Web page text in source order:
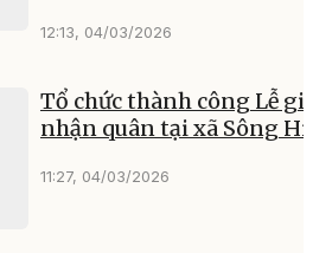
12:13, 04/03/2026
Tổ chức thành công Lễ
nhận quân tại xã Sông
11:27, 04/03/2026